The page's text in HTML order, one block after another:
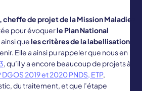
cheffe de projet de la Mission Maladies
pour évoquerle Plan National
ainsi queles critères de la labellisation
Elle a ainsi pu rappeler que nous en
, qu’il y a encore beaucoup de projets à
DGOS 2019 et 2020 PNDS, ETP,
du traitement, et que l’étape